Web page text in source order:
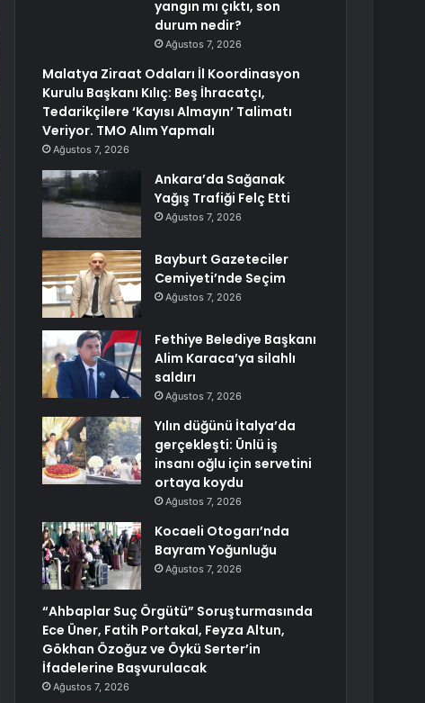
yangın mı çıktı, son
durum nedir?
Ağustos 7, 2026
Malatya Ziraat Odaları İl Koordinasyon
Kurulu Başkanı Kılıç: Beş İhracatçı,
Tedarikçilere ‘Kayısı Almayın’ Talimatı
Veriyor. TMO Alım Yapmalı
Ağustos 7, 2026
Ankara’da Sağanak
Yağış Trafiği Felç Etti
Ağustos 7, 2026
Bayburt Gazeteciler
Cemiyeti’nde Seçim
Ağustos 7, 2026
Fethiye Belediye Başkanı
Alim Karaca’ya silahlı
saldırı
Ağustos 7, 2026
Yılın düğünü İtalya’da
gerçekleşti: Ünlü iş
insanı oğlu için servetini
ortaya koydu
Ağustos 7, 2026
Kocaeli Otogarı’nda
Bayram Yoğunluğu
Ağustos 7, 2026
“Ahbaplar Suç Örgütü” Soruşturmasında
Ece Üner, Fatih Portakal, Feyza Altun,
Gökhan Özoğuz ve Öykü Serter’in
İfadelerine Başvurulacak
Ağustos 7, 2026